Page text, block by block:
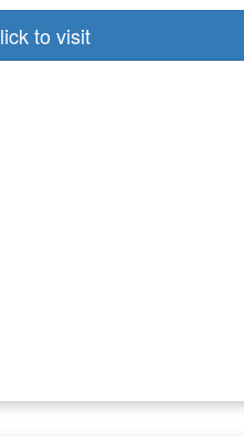
to visit